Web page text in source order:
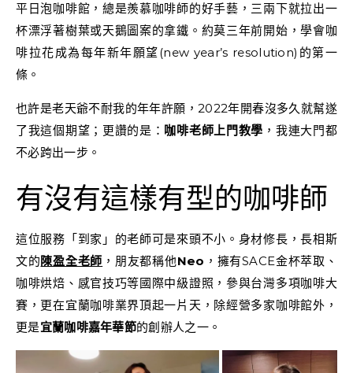
平日泡咖啡館，總是羨慕咖啡師的好手藝，三兩下就拉出一
杯漂浮著樹葉或天鵝圖案的拿鐵。約莫三年前開始，學會咖
啡拉花成為每年新年願望(new year’s resolution)的第一
條。
也許是老天爺不耐我的年年許願，2022年開春沒多久就幫遂
了我這個期望；更讚的是： 咖啡老師上門教學 ，我連大門都
不必跨出一步。
有沒有這樣有型的咖啡師
這位服務「到家」的老師可是來頭不小。身材修長，長相斯
文的陳盈全老師 ，朋友都稱他Neo ，擁有SACE金杯萃取、
咖啡烘焙、感官技巧等國際中級證照，參與台灣多項咖啡大
賽，更在宜蘭咖啡業界頂起一片天，除經營多家咖啡館外，
更是宜蘭咖啡嘉年華節的創辦人之一。